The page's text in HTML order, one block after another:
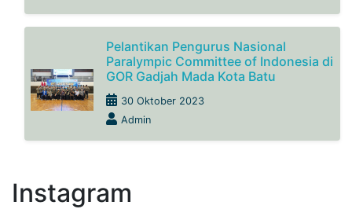
Pelantikan Pengurus Nasional
Paralympic Committee of Indonesia di
GOR Gadjah Mada Kota Batu
30 Oktober 2023
Admin
Instagram